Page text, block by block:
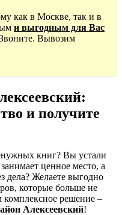
как в Москве, так и в
и выгодным для Вас
Вывозим
и получите
книг? Вы устали
ценное место, а
дела? Желаете выгодно
которые больше не
комплексное решение –
Алексеевский!